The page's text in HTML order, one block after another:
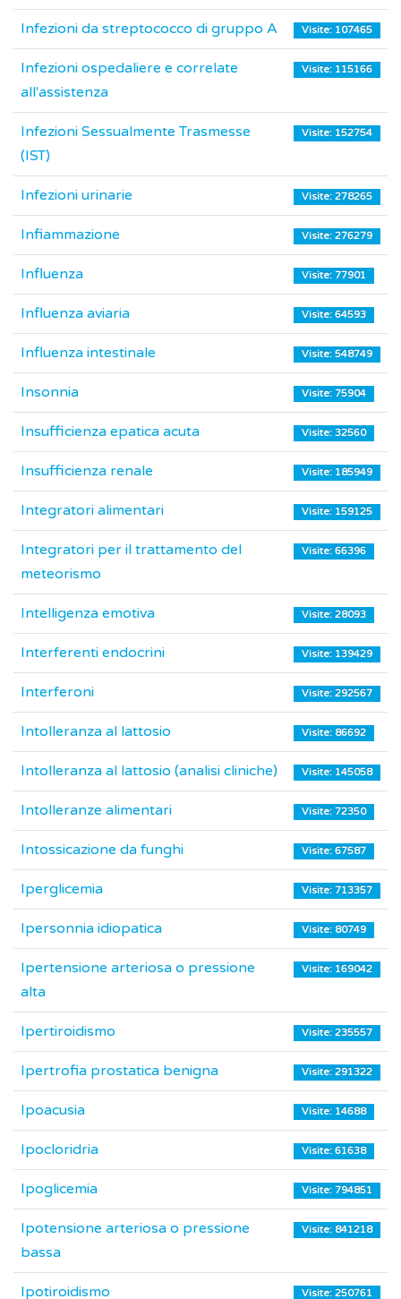
Infezioni da streptococco di gruppo A Visite: 107465
Infezioni ospedaliere e correlate
all'assistenza
Visite: 115166
Infezioni Sessualmente Trasmesse
(IST)
Visite: 152754
Infezioni urinarie Visite: 278265
Infiammazione Visite: 276279
Influenza Visite: 77901
Influenza aviaria Visite: 64593
Influenza intestinale Visite: 548749
Insonnia Visite: 75904
Insufficienza epatica acuta Visite: 32560
Insufficienza renale Visite: 185949
Integratori alimentari Visite: 159125
Integratori per il trattamento del
meteorismo
Visite: 66396
Intelligenza emotiva Visite: 28093
Interferenti endocrini Visite: 139429
Interferoni Visite: 292567
Intolleranza al lattosio Visite: 86692
Intolleranza al lattosio (analisi cliniche) Visite: 145058
Intolleranze alimentari Visite: 72350
Intossicazione da funghi Visite: 67587
Iperglicemia Visite: 713357
Ipersonnia idiopatica Visite: 80749
Ipertensione arteriosa o pressione
alta
Visite: 169042
Ipertiroidismo Visite: 235557
Ipertrofia prostatica benigna Visite: 291322
Ipoacusia Visite: 14688
Ipocloridria Visite: 61638
Ipoglicemia Visite: 794851
Ipotensione arteriosa o pressione
bassa
Visite: 841218
Ipotiroidismo Visite: 250761